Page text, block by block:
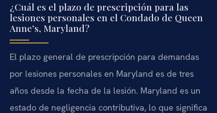
¿Cuál es el plazo de prescripción para las
lesiones personales en el Condado de Queen
Anne’s, Maryland?
El plazo general de prescripción para demandas
por lesiones personales en Maryland es de tres
años desde la fecha de la lesión. Maryland es un
estado de negligencia contributiva, lo que significa